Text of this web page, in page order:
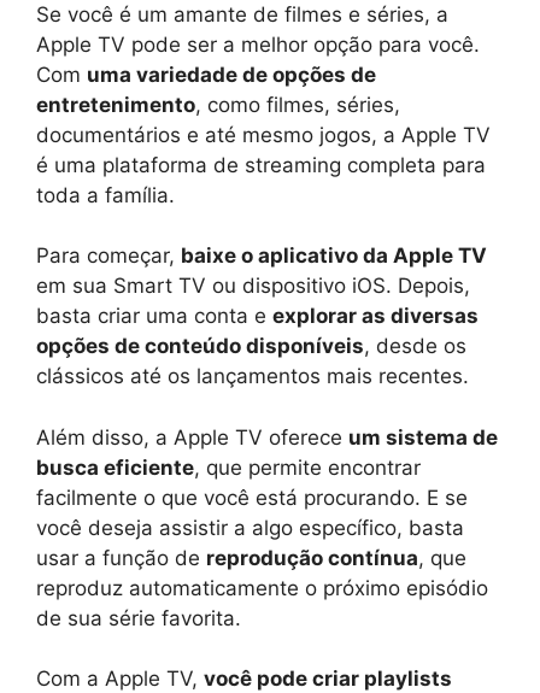
Se você é um amante de filmes e séries, a
Apple TV pode ser a melhor opção para você.
Com uma variedade de opções de
entretenimento, como filmes, séries,
documentários e até mesmo jogos, a Apple TV
é uma plataforma de streaming completa para
toda a família.
Para começar, baixe o aplicativo da Apple TV
em sua Smart TV ou dispositivo iOS. Depois,
basta criar uma conta e explorar as diversas
opções de conteúdo disponíveis, desde os
clássicos até os lançamentos mais recentes.
Além disso, a Apple TV oferece um sistema de
busca eficiente, que permite encontrar
facilmente o que você está procurando. E se
você deseja assistir a algo específico, basta
usar a função de reprodução contínua, que
reproduz automaticamente o próximo episódio
de sua série favorita.
Com a Apple TV, você pode criar playlists